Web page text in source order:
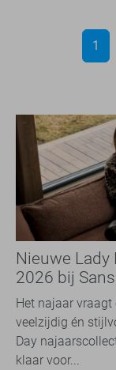
1
Nieuwe
2026 bij
travelkwaliteit
Het najaar
veelzijdig én
Day
klaar voor...